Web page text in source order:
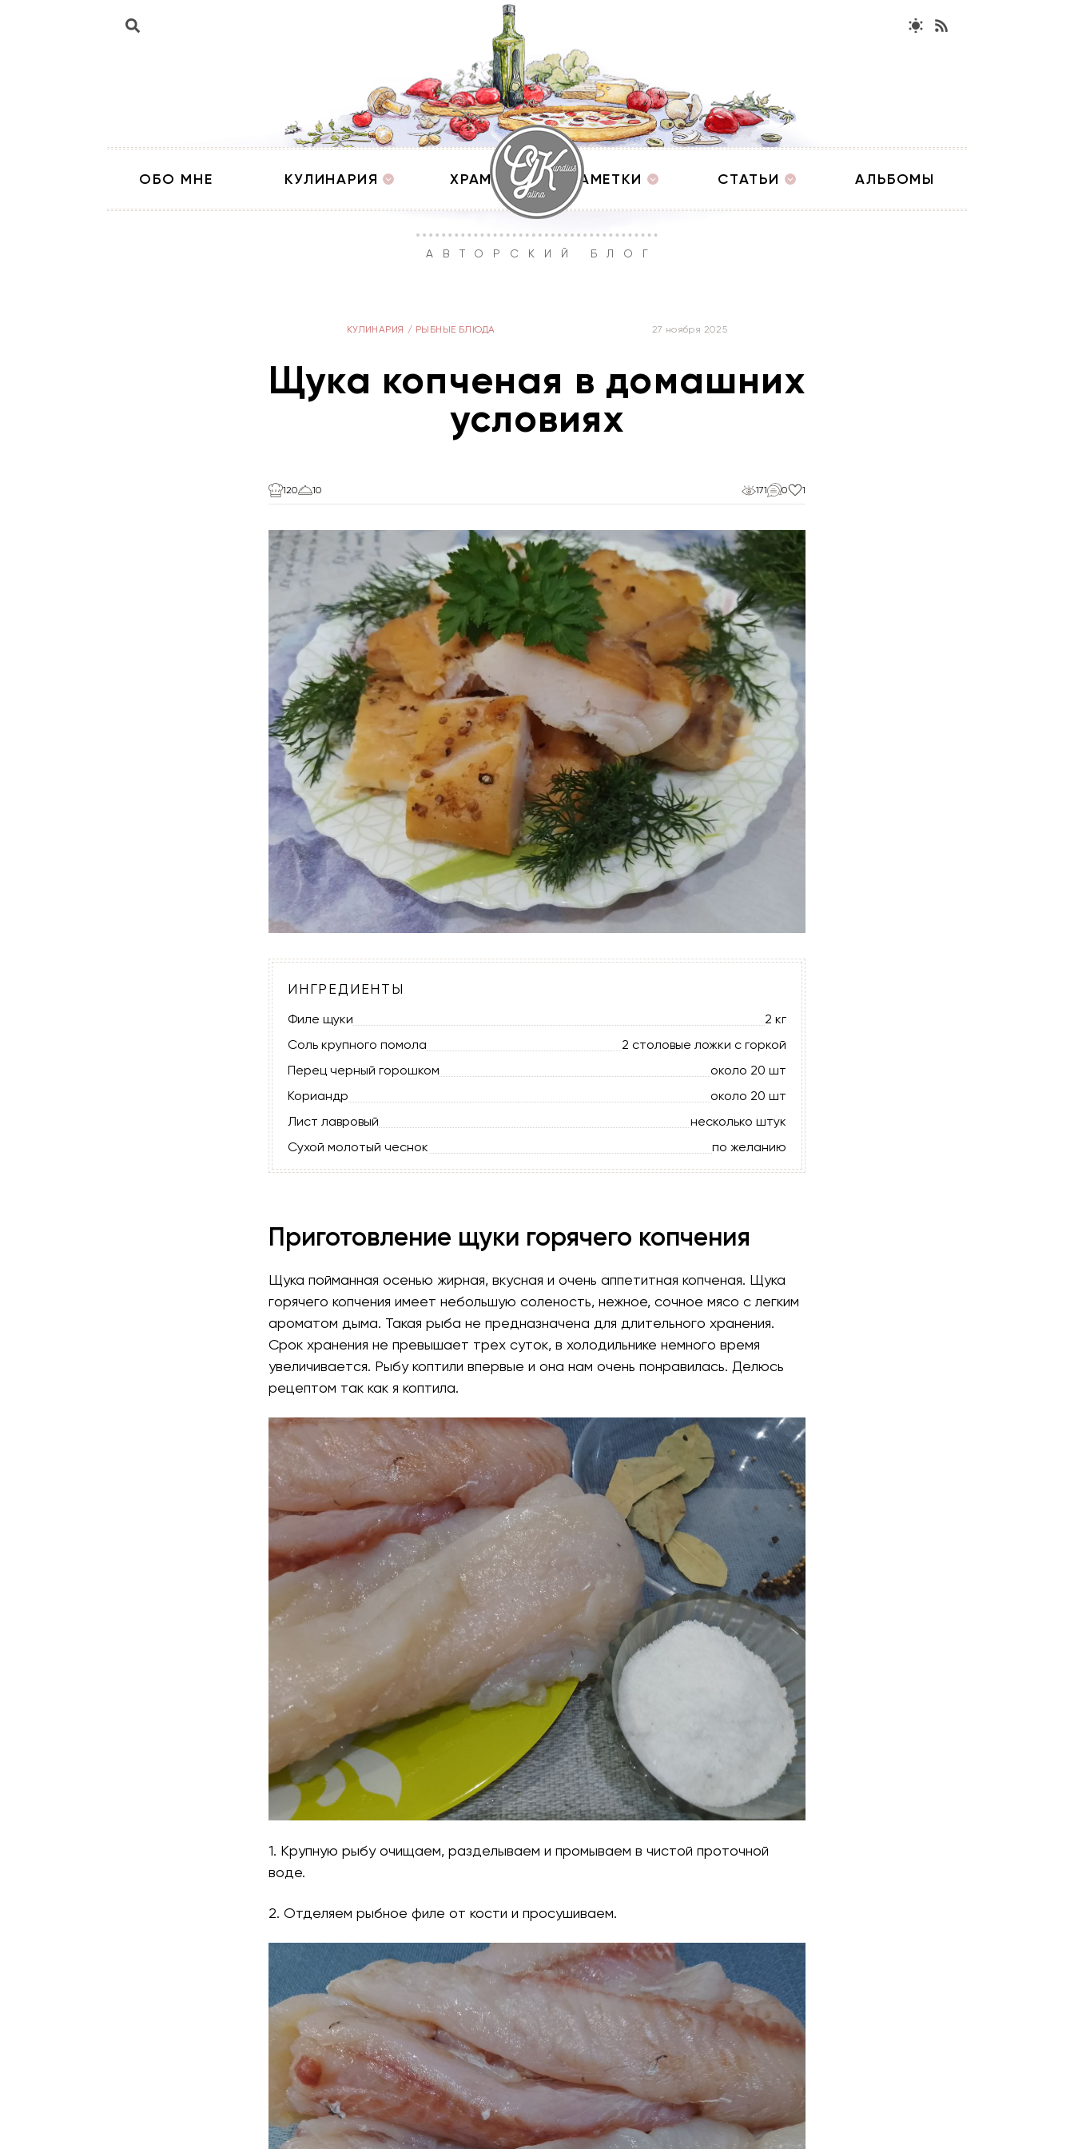
ОБО МНЕ КУЛИНАРИЯ ХРАМЫ ЗАМЕТКИ СТАТЬИ АЛЬБОМЫ
АВТОРСКИЙ БЛОГ
КУЛИНАРИЯ / РЫБНЫЕ БЛЮДА 27 ноября 2025
Щука копченая в домашних
условиях
120 10 171 0 1
ИНГРЕДИЕНТЫ
Филе щуки
2 кг
Соль крупного помола
2 столовые ложки с горкой
Перец черный горошком
около 20 шт
Кориандр
около 20 шт
Лист лавровый
несколько штук
Сухой молотый чеснок
по желанию
Приготовление щуки горячего копчения
Щука пойманная осенью жирная, вкусная и очень аппетитная копченая. Щука
горячего копчения имеет небольшую соленость, нежное, сочное мясо с легким
ароматом дыма. Такая рыба не предназначена для длительного хранения.
Срок хранения не превышает трех суток, в холодильнике немного время
увеличивается. Рыбу коптили впервые и она нам очень понравилась. Делюсь
рецептом так как я коптила.
1. Крупную рыбу очищаем, разделываем и промываем в чистой проточной
воде.
2. Отделяем рыбное филе от кости и просушиваем.